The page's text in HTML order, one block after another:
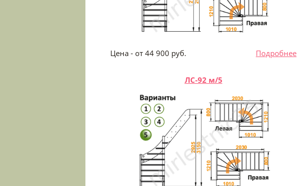
Цена - от 44 900 руб. Подробнее
ЛС-92 м/5